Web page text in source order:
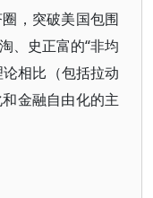
，突破美国包围
、史正富的“非均
相比（包括拉动
金融自由化的主